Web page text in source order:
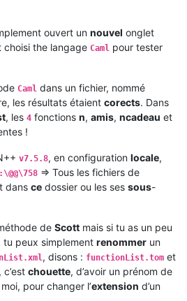
ouvert un nouvel onglet
choisi the langage Caml pour tester
Caml dans un fichier, nommé
les résultats étaient corects. Dans
, les 4 fonctions n, amis, ncadeau et
!
v7.5.8, en configuration locale,
=> Tous les fichiers de
dans ce dossier ou les ses sous-
de Scott mais si tu as un peu
peux simplement renommer un
, disons : functionList.tom et
chouette, d’avoir un prénom de
pour changer l’extension d’un